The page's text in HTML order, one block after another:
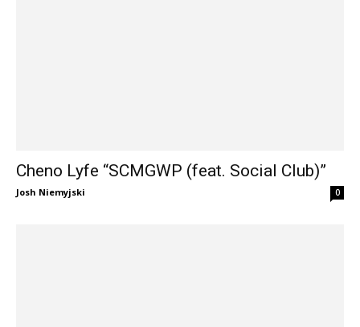
Cheno Lyfe “SCMGWP (feat. Social Club)”
Josh Niemyjski 0